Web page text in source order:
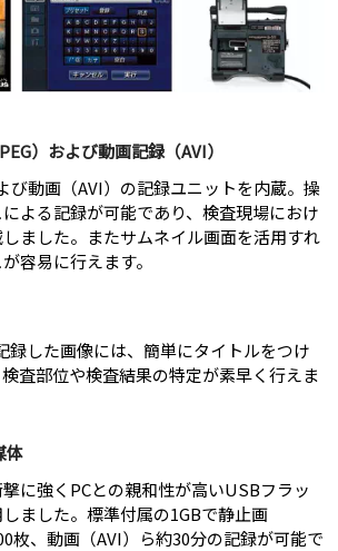
）および動画記録（AVI）
び動画（AVI）の記録ユニットを内蔵。操
よる記録が可能であり、検査現場におけ
ました。またサムネイル画面を活用すれ
容易に行えます。
録した画像には、簡単にタイトルをつけ
査部位や検査結果の特定が素早く行えま
体
に強くPCとの親和性が高いUSBフラッ
ました。標準付属の1GBで静止画
枚、動画（AVI）ら約30分の記録が可能で